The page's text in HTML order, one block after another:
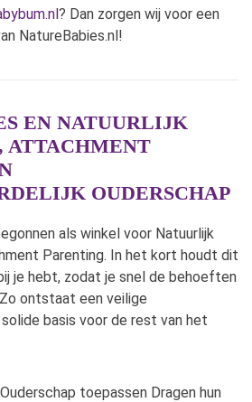
? Dan zorgen wij voor een
NatureBabies.nl!
EN NATUURLIJK
ATTACHMENT
OUDERSCHAP
als winkel voor Natuurlijk
Parenting. In het kort houdt dit
je hebt, zodat je snel de behoeften
ontstaat een veilige
basis voor de rest van het
toepassen Dragen hun